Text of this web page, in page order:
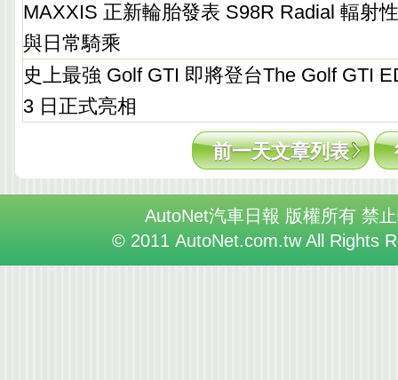
MAXXIS 正新輪胎發表 S98R Radial 輻射
與日常騎乘
史上最強 Golf GTI 即將登台The Golf GTI
3 日正式亮相
前一天文章列表
AutoNet汽車日報 版權所有 禁
© 2011 AutoNet.com.tw All Rights